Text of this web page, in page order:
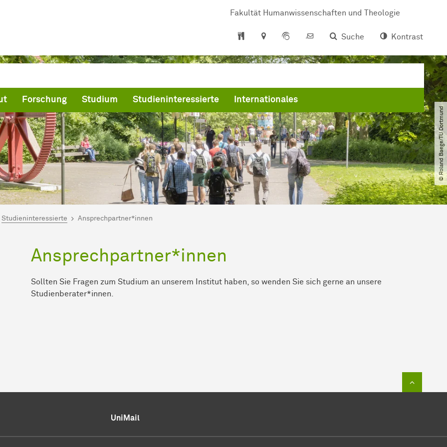
Fakultät Humanwissenschaften und Theologie
Suche
Kontrast
Forschung Studium Studieninteressierte Internationales
© Roland Baege​/​TU Dortmund
hier:
Studieninteressierte Ansprechpartner*innen
Ansprechpartner*innen
Sollten Sie Fragen zum Studium an unserem Institut haben, so wenden Sie sich gerne an unsere
Studienberater*innen.
UniMail